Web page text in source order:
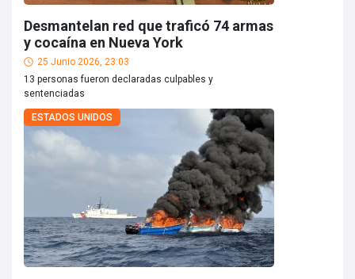
Desmantelan red que traficó 74 armas
y cocaína en Nueva York
25 Junio 2026, 23:03
13 personas fueron declaradas culpables y
sentenciadas
ESTADOS UNIDOS